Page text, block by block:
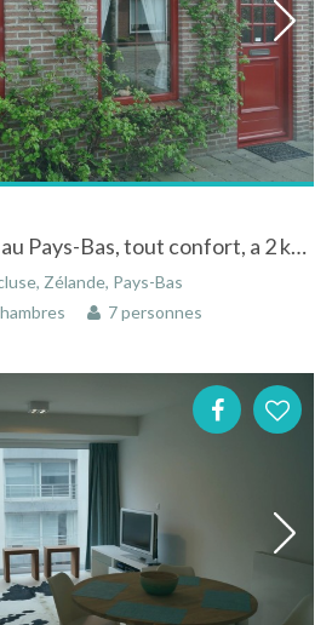
Maison de vacances au Pays-Bas, tout confort, a 2 km de la plage.
Zélande, Pays-Bas
7 personnes